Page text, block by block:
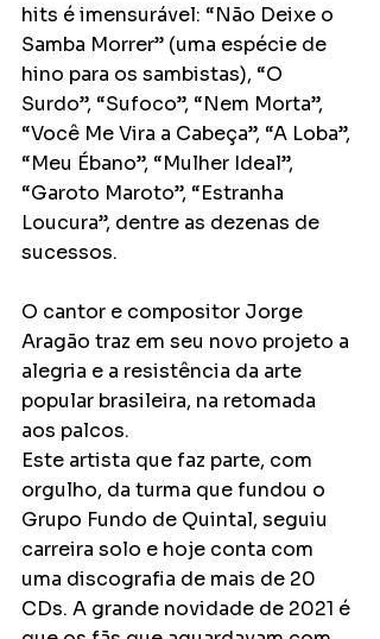
hits é imensurável: “Não Deixe o
Samba Morrer” (uma espécie de
hino para os sambistas), “O
Surdo”, “Sufoco”, “Nem Morta”,
“Você Me Vira a Cabeça”, “A Loba”,
“Meu Ébano”, “Mulher Ideal”,
“Garoto Maroto”, “Estranha
Loucura”, dentre as dezenas de
sucessos.
O cantor e compositor Jorge
Aragão traz em seu novo projeto a
alegria e a resistência da arte
popular brasileira, na retomada
aos palcos.
Este artista que faz parte, com
orgulho, da turma que fundou o
Grupo Fundo de Quintal, seguiu
carreira solo e hoje conta com
uma discografia de mais de 20
CDs. A grande novidade de 2021 é